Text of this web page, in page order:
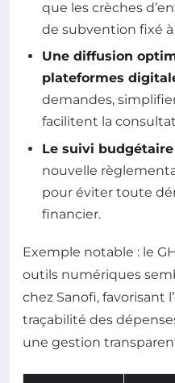
que les crèches
de subvention fixé
Une diffusion
plateformes
demandes,
facilitent la
Le suivi
nouvelle
pour éviter toute
financier.
Exemple notable : le
outils numériques
chez Sanofi, favorisant
traçabilité des
une gestion